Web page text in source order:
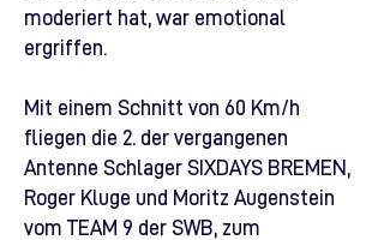
moderiert hat, war emotional
ergriffen.
Mit einem Schnitt von 60 Km/h
fliegen die 2. der vergangenen
Antenne Schlager SIXDAYS BREMEN,
Roger Kluge und Moritz Augenstein
vom TEAM 9 der SWB, zum